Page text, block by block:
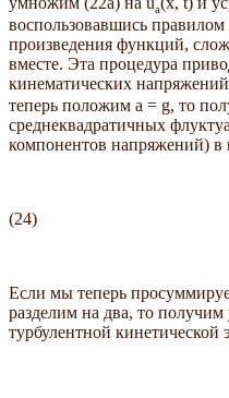
a
воспользовавшись
произведения функций,
вместе. Эта процедура
кинематических
теперь положим a = g, то
среднеквадратичных
компонентов напряжений) в
(24)
Если мы теперь
разделим на два, то
турбулентной